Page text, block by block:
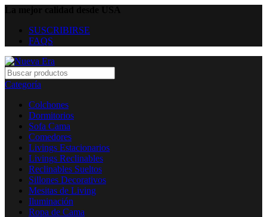
SUSCRIBIRSE
FAQS
Categoría
Colchones
Dormitorios
Sofa Cama
Comedores
Livings Estacionarios
Livings Reclinables
Reclinables Sueltos
Sillones Decorativos
Mesitas de Living
Iluminación
Ropa de Cama